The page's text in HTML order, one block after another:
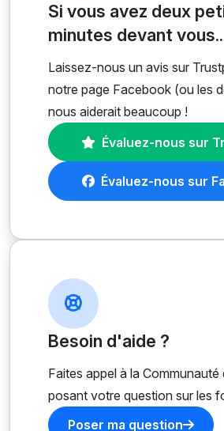
Si vous avez deux
minutes devant
Laissez-nous un avis sur
notre page Facebook (ou les
nous aiderait beaucoup !
Évaluez-nous sur
Évaluez-nous sur
Besoin d'aide ?
Faites appel à la Communauté
posant votre question sur les
Poser ma question